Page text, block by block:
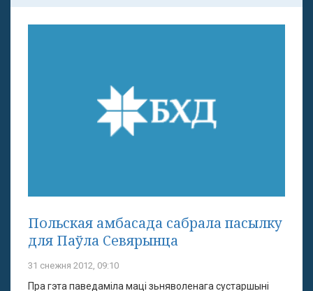
Польская амбасада сабрала пасылку
для Паўла Севярынца
31 снежня 2012, 09:10
Пра гэта паведаміла маці зьняволенага сустаршыні